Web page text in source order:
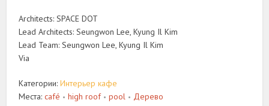
Architects: SPACE DOT
Lead Architects: Seungwon Lee, Kyung Il Kim
Lead Team: Seungwon Lee, Kyung Il Kim
Via
Категории:Интерьер кафе
Места:café • high roof • pool • Дерево